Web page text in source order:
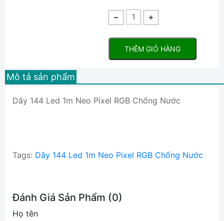
THÊM GIỎ HÀNG
Mô tả sản phẩm
Dây 144 Led 1m Neo Pixel RGB Chống Nước
Tags: Dây 144 Led 1m Neo Pixel RGB Chống Nước
Đánh Giá Sản Phẩm (0)
Họ tên